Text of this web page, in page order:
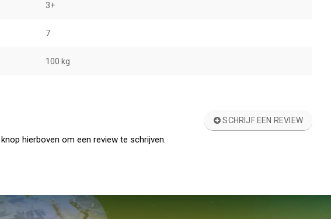
3+
7
100 kg
SCHRIJF EEN REVIEW
hierboven om een review te schrijven.